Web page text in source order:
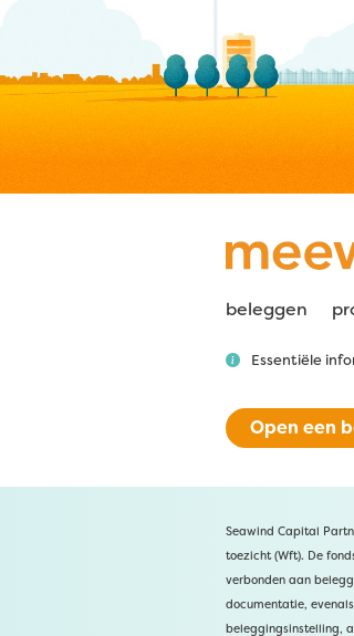
beleggen
Essentiële
Open een
Seawind Capital
toezicht (Wft). De
verbonden aan
documentatie,
beleggingsinstelling,